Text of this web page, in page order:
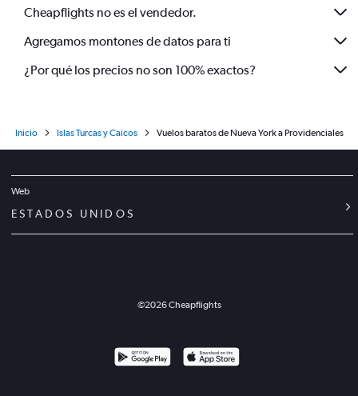
Cheapflights no es el vendedor.
Agregamos montones de datos para ti
¿Por qué los precios no son 100% exactos?
Inicio Islas Turcas y Caicos Vuelos baratos de Nueva York a Providenciales
Web
ESTADOS UNIDOS
©2026Cheapflights